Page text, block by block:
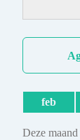
feb
Deze